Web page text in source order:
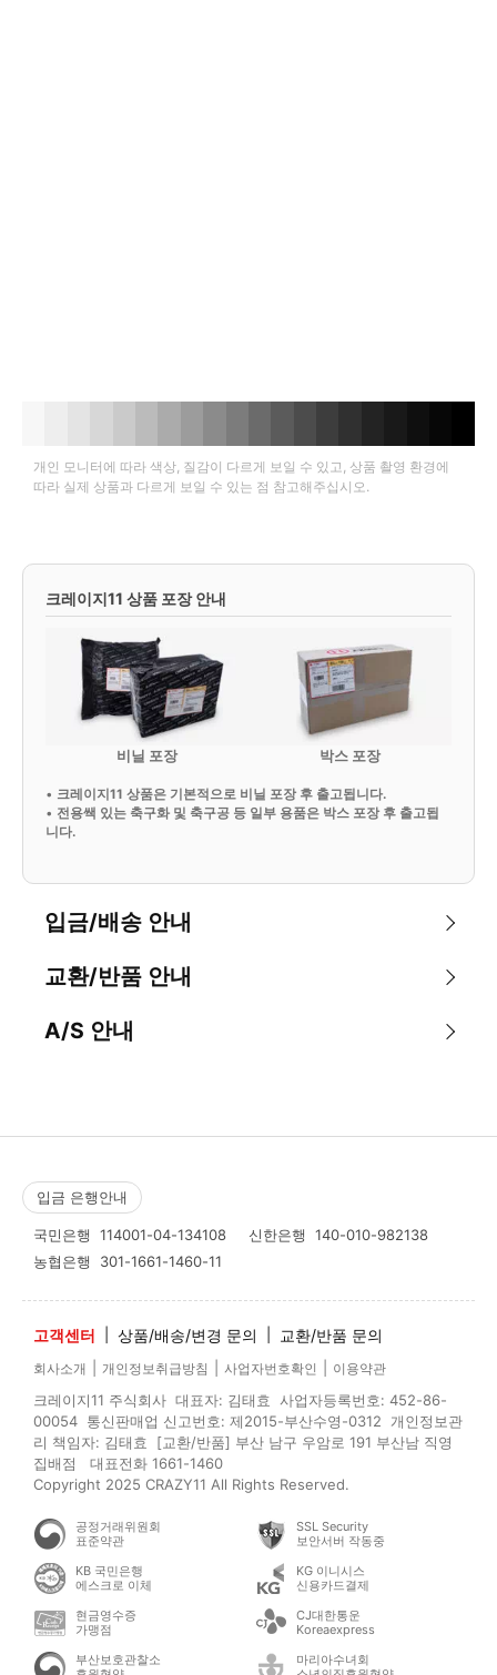
개인 모니터에 따라 색상, 질감이 다르게 보일 수 있고, 상품 촬영 환경에
따라 실제 상품과 다르게 보일 수 있는 점 참고해주십시오.
크레이지11 상품 포장 안내
비닐 포장 박스 포장
• 크레이지11 상품은 기본적으로 비닐 포장 후 출고됩니다.
• 전용쌕 있는 축구화 및 축구공 등 일부 용품은 박스 포장 후 출고됩
니다.
입금/배송 안내
교환/반품 안내
A/S 안내
입금 은행안내
국민은행 114001-04-134108 신한은행 140-010-982138
농협은행 301-1661-1460-11
고객센터 상품/배송/변경 문의 교환/반품 문의
회사소개 개인정보취급방침 사업자번호확인 이용약관
크레이지11 주식회사 대표자: 김태효 사업자등록번호: 452-86-
00054 통신판매업 신고번호: 제2015-부산수영-0312 개인정보관
리 책임자: 김태효 [교환/반품] 부산 남구 우암로 191 부산남 직영
집배점 대표전화 1661-1460
Copyright 2025 CRAZY11 All Rights Reserved.
공정거래위원회
표준약관
SSL Security
보안서버 작동중
KB 국민은행
에스크로 이체
KG 이니시스
신용카드결제
현금영수증
가맹점
CJ대한통운
Koreaexpress
부산보호관찰소
마리아수녀회